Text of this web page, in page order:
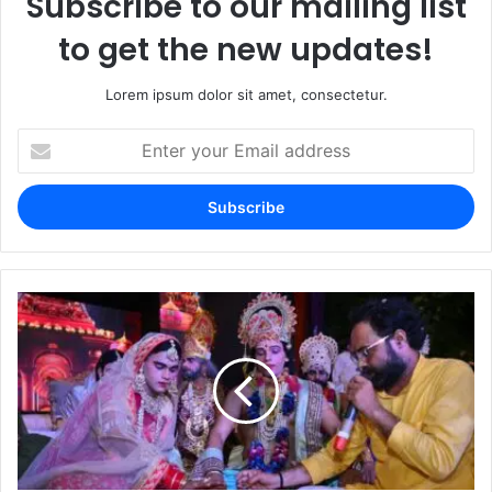
to get the new updates!
Lorem ipsum dolor sit amet, consectetur.